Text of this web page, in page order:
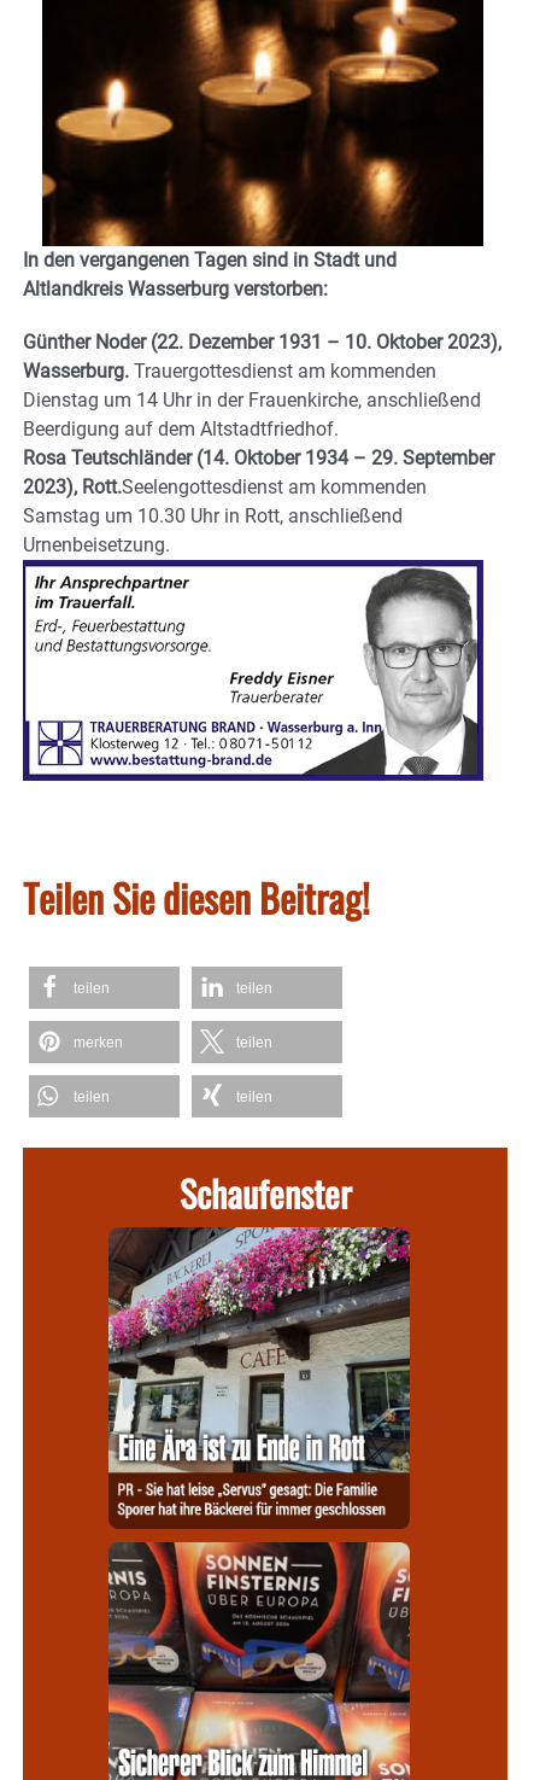
In den vergangenen Tagen sind in Stadt und
Altlandkreis Wasserburg verstorben:
Günther Noder (22. Dezember 1931 – 10. Oktober 2023),
Wasserburg. Trauergottesdienst am kommenden
Dienstag um 14 Uhr in der Frauenkirche, anschließend
Beerdigung auf dem Altstadtfriedhof.
Rosa Teutschländer (14. Oktober 1934 – 29. September
2023), Rott.Seelengottesdienst am kommenden
Samstag um 10.30 Uhr in Rott, anschließend
Urnenbeisetzung.
Teilen Sie diesen Beitrag!
teilen teilen
merken teilen
teilen teilen
Schaufenster